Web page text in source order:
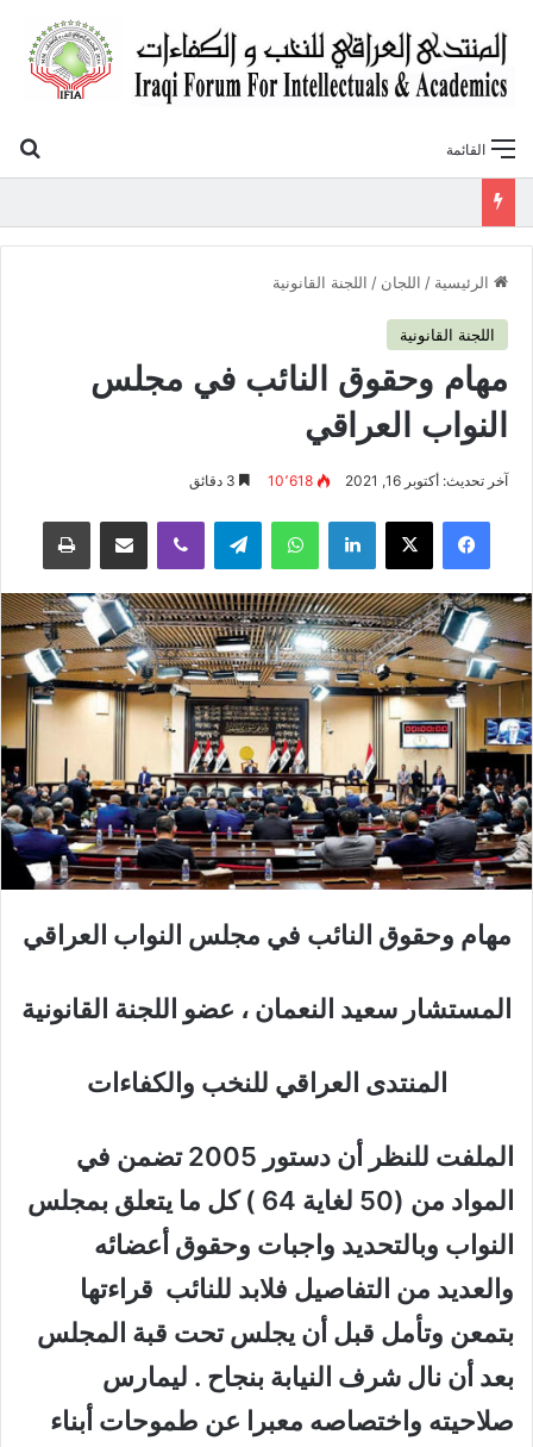
القائمة
الرئيسية / اللجان / اللجنة القانونية
اللجنة القانونية
مهام وحقوق النائب في مجلس
النواب العراقي
آخر تحديث: أكتوبر 16, 2021 10٬618
فيسبوك لينكدإن واتساب
مهام وحقوق النائب في مجلس النواب العراقي
المستشار سعيد النعمان ، عضو اللجنة القانونية
المنتدى العراقي للنخب والكفاءات
الملفت للنظر أن دستور 2005 تضمن في
المواد من (50 لغاية 64 ) كل ما يتعلق بمجلس
النواب وبالتحديد واجبات وحقوق أعضائه
والعديد من التفاصيل فلابد للنائب قراءتها
بتمعن وتأمل قبل أن يجلس تحت قبة المجلس
بعد أن نال شرف النيابة بنجاح . ليمارس
صلاحيته واختصاصه معبرا عن طموحات أبناء